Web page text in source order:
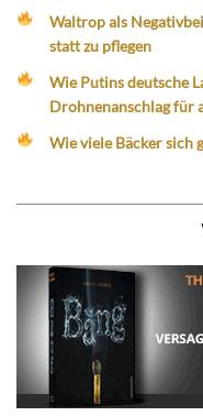
Waltrop als
statt zu pflegen
Wie Putins deutsche
Drohnenanschlag für
Wie viele Bäcker sich